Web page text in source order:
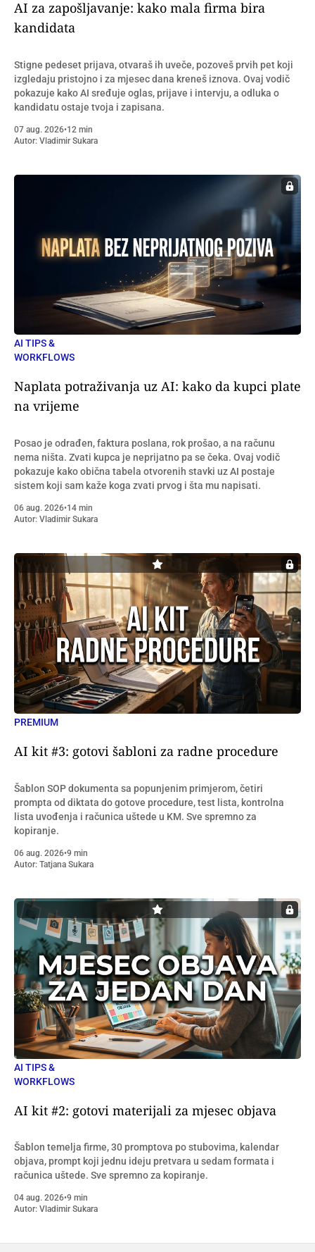
AI za zapošljavanje: kako mala firma bira
kandidata
Stigne pedeset prijava, otvaraš ih uveče, pozoveš prvih pet koji
izgledaju pristojno i za mjesec dana kreneš iznova. Ovaj vodič
pokazuje kako AI sređuje oglas, prijave i intervju, a odluka o
kandidatu ostaje tvoja i zapisana.
07 aug. 2026•12 min
Autor: Vladimir Sukara
AI TIPS &
WORKFLOWS
Naplata potraživanja uz AI: kako da kupci plate
na vrijeme
Posao je odrađen, faktura poslana, rok prošao, a na računu
nema ništa. Zvati kupca je neprijatno pa se čeka. Ovaj vodič
pokazuje kako obična tabela otvorenih stavki uz AI postaje
sistem koji sam kaže koga zvati prvog i šta mu napisati.
06 aug. 2026•14 min
Autor: Vladimir Sukara
PREMIUM
AI kit #3: gotovi šabloni za radne procedure
Šablon SOP dokumenta sa popunjenim primjerom, četiri
prompta od diktata do gotove procedure, test lista, kontrolna
lista uvođenja i računica uštede u KM. Sve spremno za
kopiranje.
06 aug. 2026•9 min
Autor: Tatjana Sukara
AI TIPS &
WORKFLOWS
AI kit #2: gotovi materijali za mjesec objava
Šablon temelja firme, 30 promptova po stubovima, kalendar
objava, prompt koji jednu ideju pretvara u sedam formata i
računica uštede. Sve spremno za kopiranje.
04 aug. 2026•9 min
Autor: Vladimir Sukara